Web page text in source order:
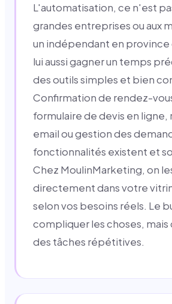
L'automatisation, ce n'est
grandes entreprises ou aux
un indépendant en
lui aussi gagner un temps
des outils simples et bien
Confirmation de rendez-
formulaire de devis en ligne,
email ou gestion des
fonctionnalités existent et
Chez MoulinMarketing, on
directement dans votre
selon vos besoins réels. Le
compliquer les choses, mais
des tâches répétitives.